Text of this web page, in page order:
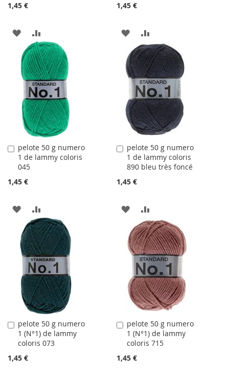
1,45 €
AJOUTER
À
LA
LISTE
D'ACHATS
AU
COMPARATEUR
1,45 €
AJOUTER
À
LA
LISTE
D'ACHATS
AU
COMPARATEUR
pelote 50 g numero
1 de lammy coloris
045
1,45 €
Ajouter
au
panier
AJOUTER
À
LA
LISTE
D'ACHATS
AU
COMPARATEUR
pelote 50 g numero
1 de lammy coloris
890 bleu très foncé
1,45 €
Ajouter
au
panier
AJOUTER
À
LA
LISTE
D'ACHATS
AU
COMPARATEUR
pelote 50 g numero
1 (N°1) de lammy
coloris 073
1,45 €
Ajouter
au
panier
pelote 50 g numero
1 (N°1) de lammy
coloris 715
1,45 €
Ajouter
au
panier